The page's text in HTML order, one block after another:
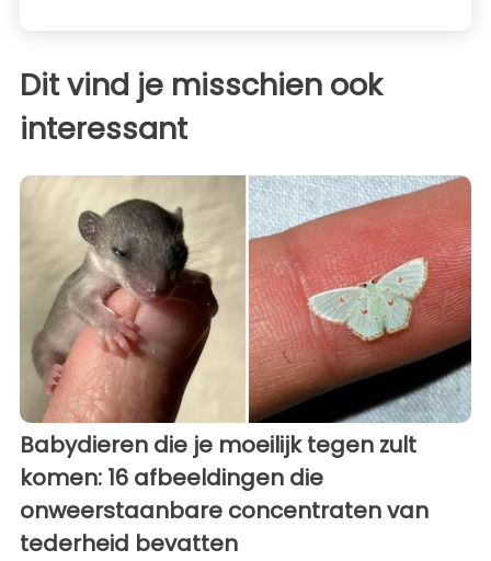
Dit vind je misschien ook
interessant
Babydieren die je moeilijk tegen zult
komen: 16 afbeeldingen die
onweerstaanbare concentraten van
tederheid bevatten